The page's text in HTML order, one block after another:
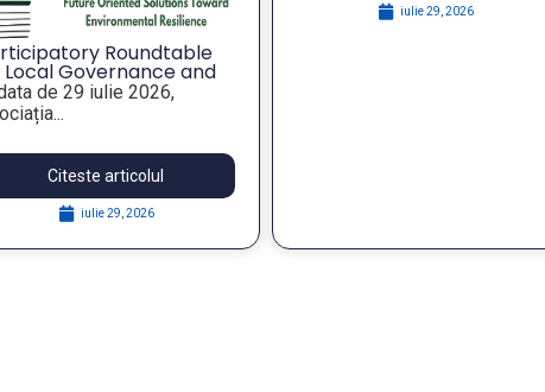
Roundtable
Local Governance and
Foresight for
Public Policies,
the FOSTER Project
de 29 iulie 2026,
Citeste articolul
iulie 29, 2026
iulie 29, 2026